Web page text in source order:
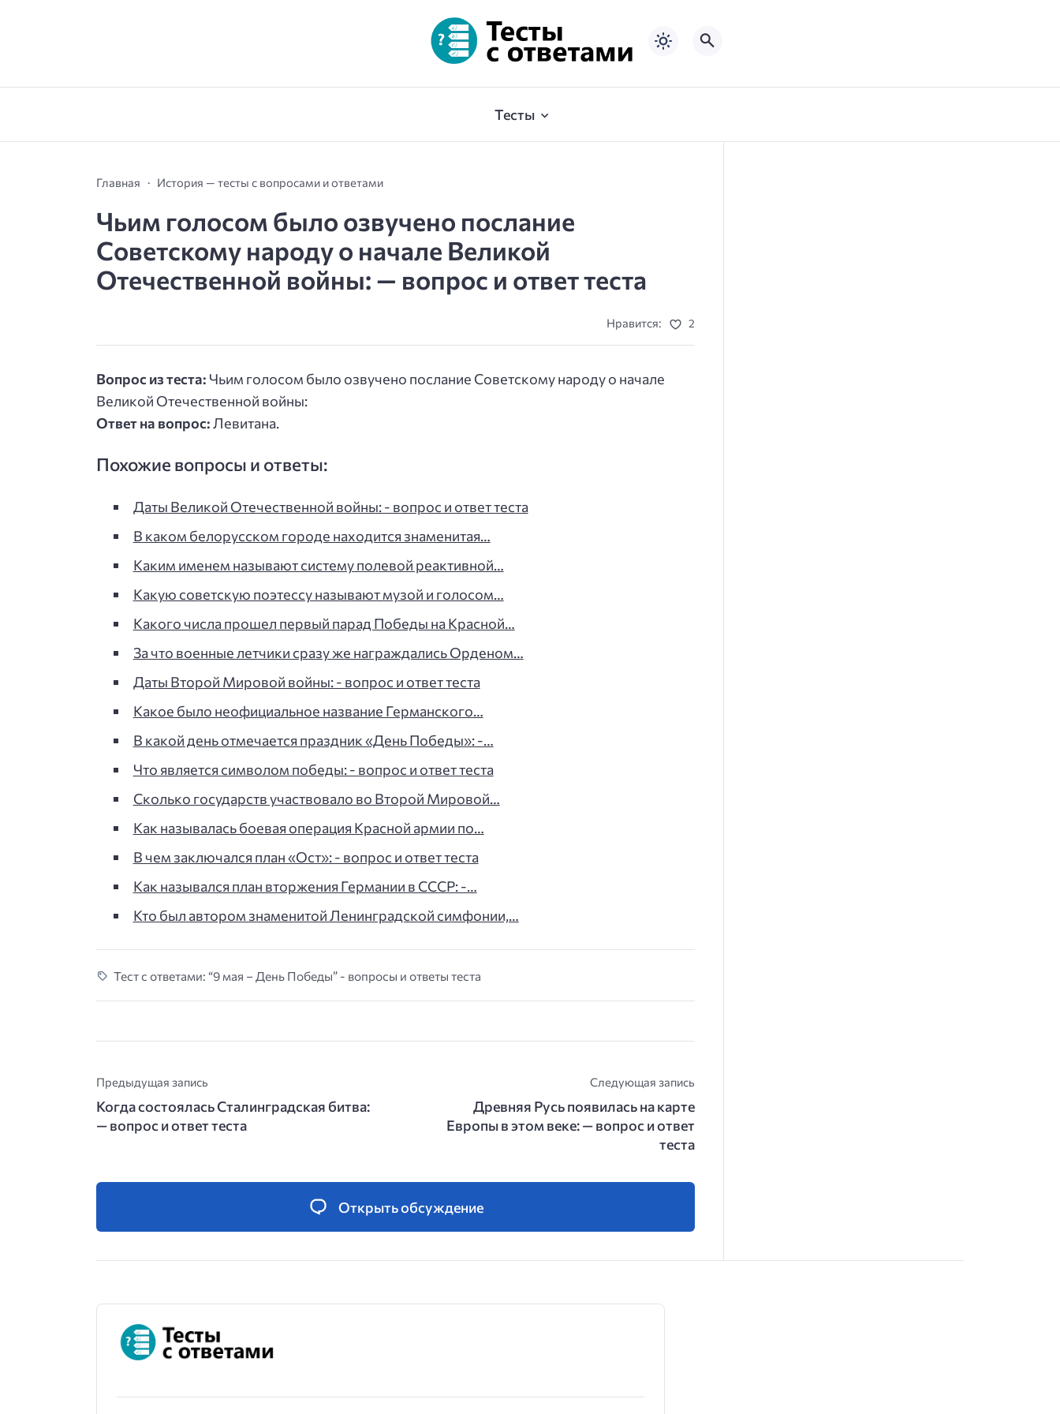
Тесты
Главная История — тесты с вопросами и ответами
Чьим голосом было озвучено послание
Советскому народу о начале Великой
Отечественной войны: — вопрос и ответ теста
Нравится: 2
Вопрос из теста: Чьим голосом было озвучено послание Советскому народу о начале
Великой Отечественной войны:
Ответ на вопрос:Левитана.
Похожие вопросы и ответы:
Даты Великой Отечественной войны: - вопрос и ответ теста
В каком белорусском городе находится знаменитая…
Каким именем называют систему полевой реактивной…
Какую советскую поэтессу называют музой и голосом…
Какого числа прошел первый парад Победы на Красной…
За что военные летчики сразу же награждались Орденом…
Даты Второй Мировой войны: - вопрос и ответ теста
Какое было неофициальное название Германского…
В какой день отмечается праздник «День Победы»: -…
Что является символом победы: - вопрос и ответ теста
Сколько государств участвовало во Второй Мировой…
Как называлась боевая операция Красной армии по…
В чем заключался план «Ост»: - вопрос и ответ теста
Как назывался план вторжения Германии в СССР: -…
Кто был автором знаменитой Ленинградской симфонии,…
Тест с ответами: “9 мая – День Победы” - вопросы и ответы теста
Предыдущая запись
Когда состоялась Сталинградская битва:
— вопрос и ответ теста
Следующая запись
Древняя Русь появилась на карте
Европы в этом веке: — вопрос и ответ
теста
Открыть обсуждение